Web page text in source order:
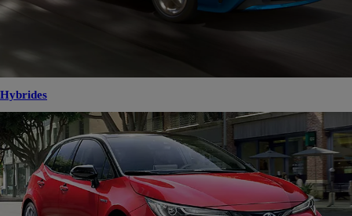
Hybrides